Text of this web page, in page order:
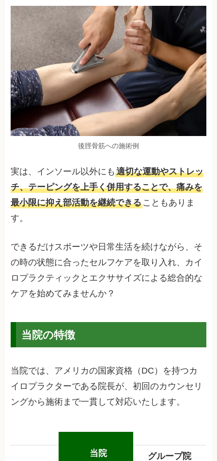
後脛骨筋への施術例
実は、インソール以外にも適切な運動やストレッ
チ、テーピングを上手く併用することで、痛みを
最小限に抑え部活動を継続できることもありま
す。
できるだけスポーツや日常生活を続けながら、そ
の時の状態に合ったセルフケアを取り入れ、カイ
ロプラクティックとエクササイズによる総合的な
ケアを始めてみませんか？
当院の特徴
当院では、アメリカの国家資格（DC）を持つカ
イロプラクターである院長が、初回のカウンセリ
ングから施術まで一貫して対応いたします。
当院 グループ院